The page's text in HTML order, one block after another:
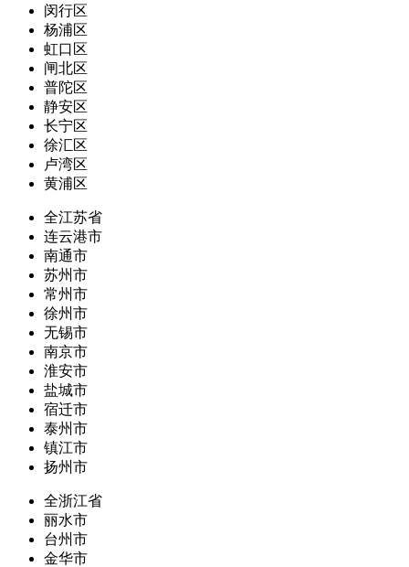
闵行区
杨浦区
虹口区
闸北区
普陀区
静安区
长宁区
徐汇区
卢湾区
黄浦区
全江苏省
连云港市
南通市
苏州市
常州市
徐州市
无锡市
南京市
淮安市
盐城市
宿迁市
泰州市
镇江市
扬州市
全浙江省
丽水市
台州市
金华市